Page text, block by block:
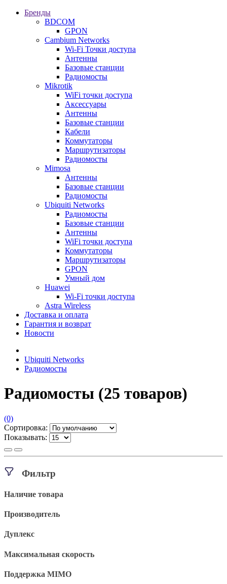
Бренды
BDCOM
GPON
Cambium Networks
Wi-Fi Точки доступа
Антенны
Базовые станции
Радиомосты
Mikrotik
WiFi точки доступа
Аксессуары
Антенны
Базовые станции
Кабели
Коммутаторы
Маршрутизаторы
Радиомосты
Mimosa
Антенны
Базовые станции
Радиомосты
Ubiquiti Networks
Радиомосты
Базовые станции
Антенны
WiFi точки доступа
Коммутаторы
Маршрутизаторы
GPON
Умный дом
Huawei
Wi-Fi точки доступа
Astra Wireless
Доставка и оплата
Гарантия и возврат
Новости
Ubiquiti Networks
Радиомосты
Радиомосты (25 товаров)
(0)
Сортировка:
Показывать:
Фильтр
Наличие товара
Производитель
Дуплекс
Максимальная скорость
Поддержка MIMO